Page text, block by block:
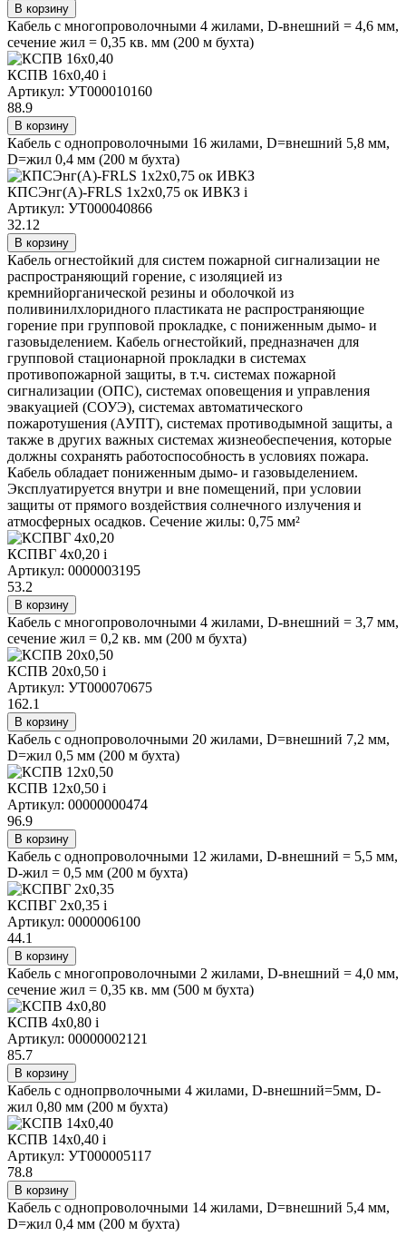
В корзину
Кабель с многопроволочными 4 жилами, D-внешний = 4,6 мм,
сечение жил = 0,35 кв. мм (200 м бухта)
КСПВ 16х0,40 i
Артикул: УТ000010160
88.9
В корзину
Кабель с однопроволочными 16 жилами, D=внешний 5,8 мм,
D=жил 0,4 мм (200 м бухта)
КПСЭнг(А)-FRLS 1х2х0,75 ок ИВКЗ i
Артикул: УТ000040866
32.12
В корзину
Кабель огнестойкий для систем пожарной сигнализации не
распространяющий горение, с изоляцией из
кремнийорганической резины и оболочкой из
поливинилхлоридного пластиката не распространяющие
горение при групповой прокладке, с пониженным дымо- и
газовыделением. Кабель огнестойкий, предназначен для
групповой стационарной прокладки в системах
противопожарной защиты, в т.ч. системах пожарной
сигнализации (ОПС), системах оповещения и управления
эвакуацией (СОУЭ), системах автоматического
пожаротушения (АУПТ), системах противодымной защиты, а
также в других важных системах жизнеобеспечения, которые
должны сохранять работоспособность в условиях пожара.
Кабель обладает пониженным дымо- и газовыделением.
Эксплуатируется внутри и вне помещений, при условии
защиты от прямого воздействия солнечного излучения и
атмосферных осадков. Сечение жилы: 0,75 мм²
КСПВГ 4х0,20 i
Артикул: 0000003195
53.2
В корзину
Кабель с многопроволочными 4 жилами, D-внешний = 3,7 мм,
сечение жил = 0,2 кв. мм (200 м бухта)
КСПВ 20х0,50 i
Артикул: УТ000070675
162.1
В корзину
Кабель с однопроволочными 20 жилами, D=внешний 7,2 мм,
D=жил 0,5 мм (200 м бухта)
КСПВ 12х0,50 i
Артикул: 00000000474
96.9
В корзину
Кабель с однопроволочными 12 жилами, D-внешний = 5,5 мм,
D-жил = 0,5 мм (200 м бухта)
КСПВГ 2х0,35 i
Артикул: 0000006100
44.1
В корзину
Кабель с многопроволочными 2 жилами, D-внешний = 4,0 мм,
сечение жил = 0,35 кв. мм (500 м бухта)
КСПВ 4х0,80 i
Артикул: 00000002121
85.7
В корзину
Кабель с однопрволочными 4 жилами, D-внешний=5мм, D-
жил 0,80 мм (200 м бухта)
КСПВ 14х0,40 i
Артикул: УТ000005117
78.8
В корзину
Кабель с однопроволочными 14 жилами, D=внешний 5,4 мм,
D=жил 0,4 мм (200 м бухта)